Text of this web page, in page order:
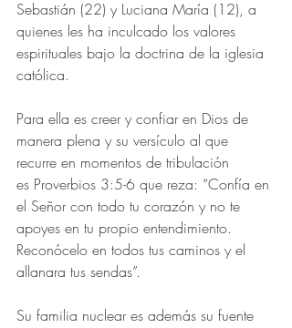
Sebastián (22) y Luciana María (12), a
quienes les ha inculcado los valores
espirituales bajo la doctrina de la iglesia
católica.
Para ella es creer y confiar en Dios de
manera plena y su versículo al que
recurre en momentos de tribulación
es Proverbios 3:5-6 que reza: “Confía en
el Señor con todo tu corazón y no te
apoyes en tu propio entendimiento.
Reconócelo en todos tus caminos y el
allanara tus sendas”.
Su familia nuclear es además su fuente